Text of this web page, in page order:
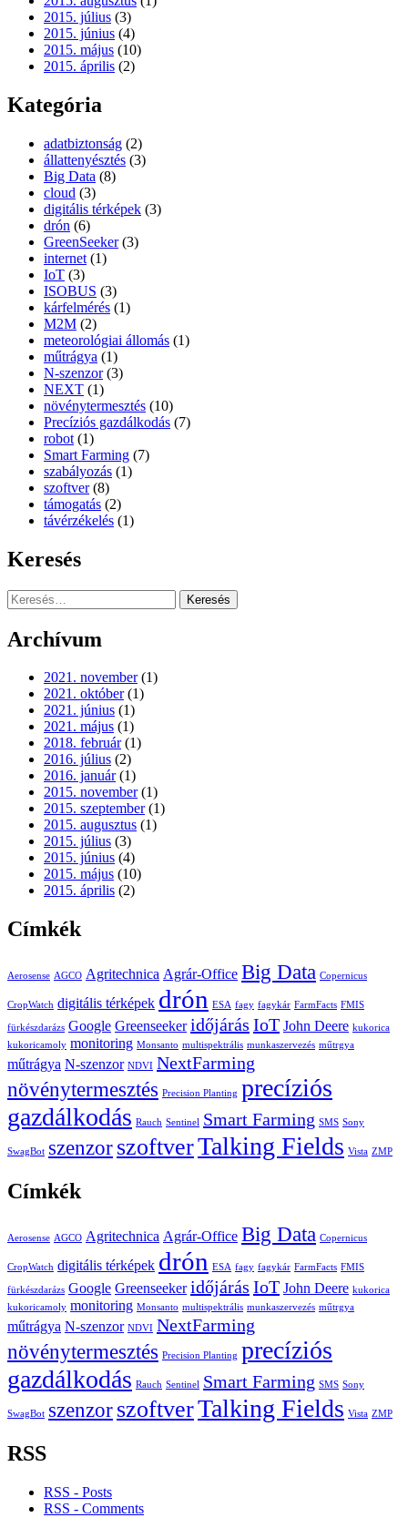
2015. július (3)
2015. június (4)
2015. május (10)
2015. április (2)
Kategória
adatbiztonság (2)
állattenyésztés (3)
Big Data (8)
cloud (3)
digitális térképek (3)
drón (6)
GreenSeeker(3)
internet (1)
IoT (3)
ISOBUS (3)
kárfelmérés (1)
M2M (2)
meteorológiai állomás (1)
műtrágya (1)
N-szenzor(3)
NEXT (1)
növénytermesztés (10)
Precíziós gazdálkodás (7)
robot (1)
Smart Farming (7)
szabályozás (1)
szoftver(8)
támogatás (2)
távérzékelés (1)
Keresés
Keresés:
Archívum
2021. november(1)
2021. október(1)
2021. június (1)
2021. május (1)
2018. február(1)
2016. július (2)
2016. január(1)
2015. november(1)
2015. szeptember(1)
2015. augusztus (1)
2015. július (3)
2015. június (4)
2015. május (10)
2015. április (2)
Címkék
Aerosense AGCO Agritechnica Agrár-Office Big Data Copernicus
CropWatch digitális térképek drón ESA fagy fagykár FarmFacts FMIS
fürkészdarázs Google Greenseeker időjárás IoT John Deere kukorica
kukoricamoly monitoring Monsanto multispektrális munkaszervezés műtrgya
műtrágya N-szenzor NDVI NextFarming
növénytermesztés Precision Planting precíziós
gazdálkodás Rauch Sentinel Smart Farming SMS Sony
SwagBot szenzorszoftverTalking Fields Vista ZMP
Címkék
Aerosense AGCO Agritechnica Agrár-Office Big Data Copernicus
CropWatch digitális térképek drón ESA fagy fagykár FarmFacts FMIS
fürkészdarázs Google Greenseeker időjárás IoT John Deere kukorica
kukoricamoly monitoring Monsanto multispektrális munkaszervezés műtrgya
műtrágya N-szenzor NDVI NextFarming
növénytermesztés Precision Planting precíziós
gazdálkodás Rauch Sentinel Smart Farming SMS Sony
SwagBot szenzorszoftverTalking Fields Vista ZMP
RSS
RSS - Posts
RSS - Comments